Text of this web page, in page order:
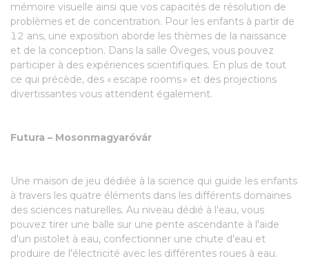
mémoire visuelle ainsi que vos capacités de résolution de
problèmes et de concentration. Pour les enfants à partir de
12 ans, une exposition aborde les thèmes de la naissance
et de la conception. Dans la salle Öveges, vous pouvez
participer à des expériences scientifiques. En plus de tout
ce qui précède, des « escape rooms » et des projections
divertissantes vous attendent également.
Futura – Mosonmagyaróvár
Une maison de jeu dédiée à la science qui guide les enfants
à travers les quatre éléments dans les différents domaines
des sciences naturelles. Au niveau dédié à l'eau, vous
pouvez tirer une balle sur une pente ascendante à l'aide
d'un pistolet à eau, confectionner une chute d'eau et
produire de l'électricité avec les différentes roues à eau.